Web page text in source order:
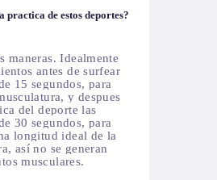
practica de estos deportes?
maneras. Idealmente
antes de surfear
15 segundos, para
y despues
del deporte las
30 segundos, para
longitud ideal de la
así no se generan
musculares.